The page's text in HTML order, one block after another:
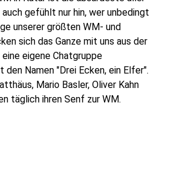
gefühlt nur hin, wer unbedingt
unserer größten WM- und
sich das Ganze mit uns aus der
eine eigene Chatgruppe
Namen "Drei Ecken, ein Elfer".
Mario Basler, Oliver Kahn
täglich ihren Senf zur WM.